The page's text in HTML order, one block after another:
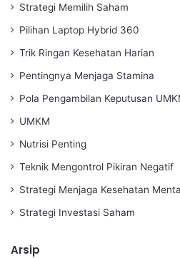
Strategi Memilih Saham
Pilihan Laptop Hybrid 360
Trik Ringan Kesehatan Harian
Pentingnya Menjaga Stamina
Pola Pengambilan Keputusan
UMKM
Nutrisi Penting
Teknik Mengontrol Pikiran Negatif
Strategi Menjaga Kesehatan
Strategi Investasi Saham
Arsip